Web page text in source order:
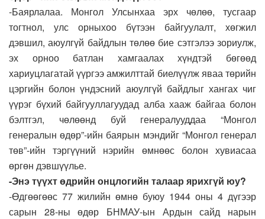
-Баярлалаа. Монгол Улсынхаа эрх чөлөө, тусгаар
тогтнол, улс орныхоо бүтээн байгуулалт, хөгжил
дэвшил, аюулгүй байдлын төлөө бие сэтгэлээ зориулж,
эх орноо батлан хамгаалах хүндтэй бөгөөд
хариуцлагатай үүргээ амжилттай биелүүлж яваа төрийн
цэргийн болон үндэсний аюулгүй байдлыг хангах чиг
үүрэг бүхий байгууллагуудад алба хааж байгаа болон
бэлтгэл, чөлөөнд буй генералууддаа “Монгол
генералын өдөр”-ийн баярын мэндийг “Монгол генерал
төв”-ийн тэргүүний нэрийн өмнөөс болон хувиасаа
өргөн дэвшүүлье.
-Энэ түүхт өдрийн онцлогийн талаар ярихгүй юу?
-Өдгөөгөөс 77 жилийн өмнө буюу 1944 оны 4 дүгээр
сарын 28-ны өдөр БНМАУ-ын Ардын сайд нарын